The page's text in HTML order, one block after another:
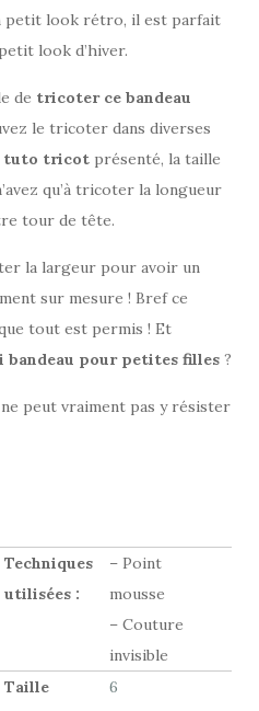
petit look rétro, il est parfait
look d’hiver.
de tricoter ce bandeau
le tricoter dans diverses
tuto tricot présenté, la taille
qu’à tricoter la longueur
tour de tête.
la largeur pour avoir un
sur mesure ! Bref ce
tout est permis ! Et
pour petites filles ?
peut vraiment pas y résister
Techniques
utilisées :
– Point
mousse
– Couture
invisible
Taille
6